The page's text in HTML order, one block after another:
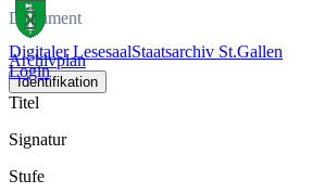
Digitaler LesesaalStaatsarchiv St.Gallen
Login
Dokument
Archivplan
Identifikation
Titel
Signatur
Stufe